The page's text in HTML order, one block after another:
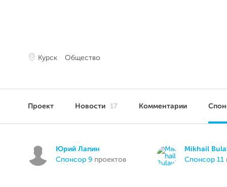
Курск Общество
Проект Новости 17 Комментарии
Юрий Лапин
спонсор 9 проектов
Mikhail
спонсор 11